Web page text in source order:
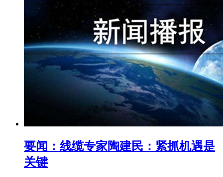
要闻：线缆专家陶建民：紧抓机遇是
关键